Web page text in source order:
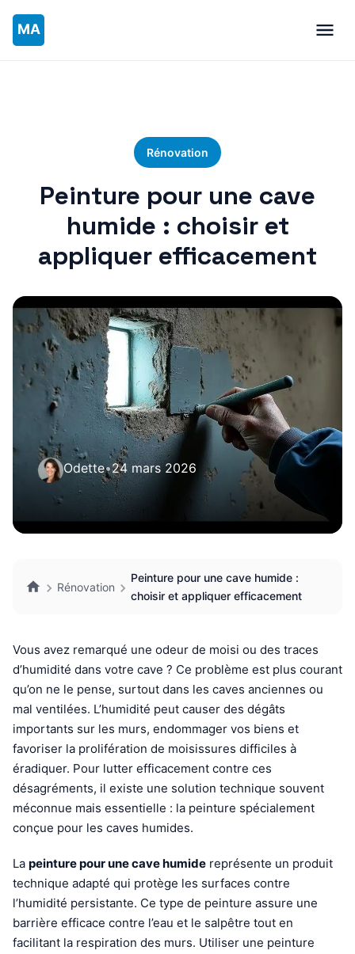
Rénovation
Peinture pour une cave
humide : choisir et
appliquer efficacement
Odette•24 mars 2026
Rénovation
Peinture pour une cave humide :
choisir et appliquer efficacement
Vous avez remarqué une odeur de moisi ou des traces
d’humidité dans votre cave ? Ce problème est plus courant
qu’on ne le pense, surtout dans les caves anciennes ou
mal ventilées. L’humidité peut causer des dégâts
importants sur les murs, endommager vos biens et
favoriser la prolifération de moisissures difficiles à
éradiquer. Pour lutter efficacement contre ces
désagréments, il existe une solution technique souvent
méconnue mais essentielle : la peinture spécialement
conçue pour les caves humides.
La peinture pour une cave humide représente un produit
technique adapté qui protège les surfaces contre
l’humidité persistante. Ce type de peinture assure une
barrière efficace contre l’eau et le salpêtre tout en
facilitant la respiration des murs. Utiliser une peinture